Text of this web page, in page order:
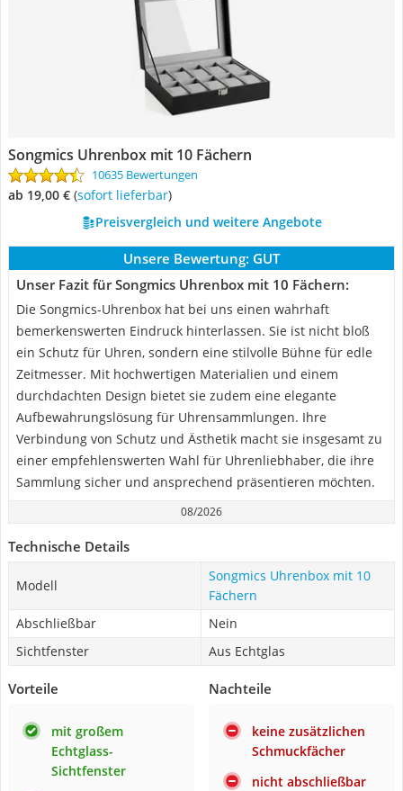
Songmics Uhrenbox mit 10 Fächern
10635 Bewertungen
ab 19,00 € ( Sofort lieferbar)
Preisvergleich und weitere Angebote
Unsere Bewertung: GUT
Unser Fazit für Songmics Uhrenbox mit 10 Fächern:
Die Songmics-Uhrenbox hat bei uns einen wahrhaft
bemerkenswerten Eindruck hinterlassen. Sie ist nicht bloß
ein Schutz für Uhren, sondern eine stilvolle Bühne für edle
Zeitmesser. Mit hochwertigen Materialien und einem
durchdachten Design bietet sie zudem eine elegante
Aufbewahrungslösung für Uhrensammlungen. Ihre
Verbindung von Schutz und Ästhetik macht sie insgesamt zu
einer empfehlenswerten Wahl für Uhrenliebhaber, die ihre
Sammlung sicher und ansprechend präsentieren möchten.
08/2026
Technische Details
Modell
Songmics Uhrenbox mit 10
Fächern
Abschließbar
Nein
Sichtfenster
Aus Echtglas
Vorteile
mit großem
Echtglass-
Sichtfenster
Nachteile
keine zusätzlichen
Schmuckfächer
nicht abschließbar